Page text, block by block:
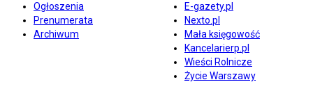
Ogłoszenia
Prenumerata
Archiwum
E-gazety.pl
Nexto.pl
Mała księgowość
Kancelarierp.pl
Wieści Rolnicze
Życie Warszawy